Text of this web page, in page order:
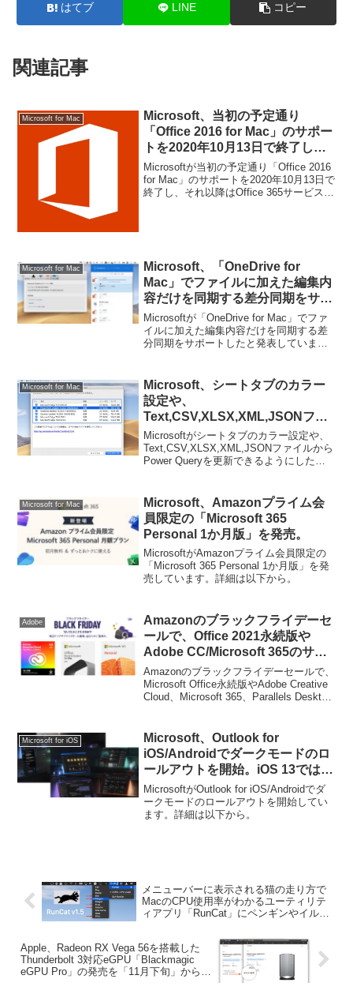
はてブ LINE コピー
関連記事
Microsoft for Mac
Microsoft、当初の予定通り
「Office 2016 for Mac」のサポー
トを2020年10月13日で終了し、
それ以降はOffice 365サービスへ
の接続にも影響。
Microsoftが当初の予定通り「Office 2016
for Mac」のサポートを2020年10月13日で
終了し、それ以降はOffice 365サービスへ
Microsoft for Mac
Microsoft、「OneDrive for
Mac」でファイルに加えた編集内
容だけを同期する差分同期をサポ
ート。
Microsoftが「OneDrive for Mac」でファ
イルに加えた編集内容だけを同期する差
分同期をサポートしたと発表していま
Microsoft for Mac
Microsoft、シートタブのカラー
設定や、
Text,CSV,XLSX,XML,JSONファ
イルからPower Queryを更新でき
るようにした「Excel for Mac
v16.29」をリリース。
Microsoftがシートタブのカラー設定や、
Text,CSV,XLSX,XML,JSONファイルから
Power Queryを更新できるようにした
Microsoft for Mac
Microsoft、Amazonプライム会
員限定の「Microsoft 365
Personal 1か月版」を発売。
MicrosoftがAmazonプライム会員限定の
「Microsoft 365 Personal 1か月版」を発
売しています。詳細は以下から。
Adobe
Amazonのブラックフライデーセ
ールで、Office 2021永続版や
Adobe CC/Microsoft 365のサブ
スクリプションなどが割引価格で
販売中。
Amazonのブラックフライデーセールで、
Microsoft Office永続版やAdobe Creative
Cloud、Microsoft 365、Parallels Desktop
Microsoft for iOS
Microsoft、Outlook for
iOS/Androidでダークモードのロ
ールアウトを開始。iOS 13では
WordやExcelなどのOfficeアプリ
でも利用可能に。
MicrosoftがOutlook for iOS/Androidでダ
ークモードのロールアウトを開始してい
ます。詳細は以下から。
メニューバーに表示される猫の走り方で
MacのCPU使用率がわかるユーティリテ
ィアプリ「RunCat」にペンギンやイルカ
Apple、Radeon RX Vega 56を搭載した
Thunderbolt 3対応eGPU「Blackmagic
eGPU Pro」の発売を「11月下旬」から